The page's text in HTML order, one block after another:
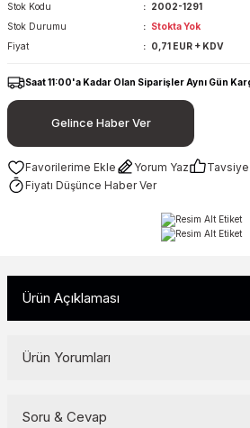
Stok Kodu
2002-1291
Stok Durumu
Stokta Yok
Fiyat
0,71 EUR + KDV
Saat 11:00'a Kadar Olan Siparişler Aynı Gün
Gelince Haber Ver
Yorum Yaz
Tavsiye
Fiyatı Düşünce Haber Ver
Ürün Açıklaması
Ürün Yorumları
Soru & Cevap